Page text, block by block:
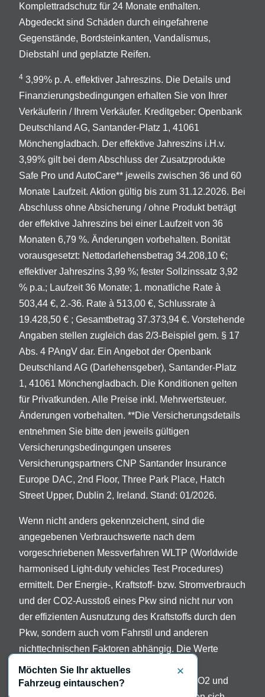
Komplettradschutz für 24 Monate enthalten.
Abgedeckt sind Schäden durch eingefahrene
Gegenstände, Bordsteinkanten, Vandalismus,
Diebstahl und geplatzte Reifen.
4 3,99% p. A. effektiver Jahreszins. Die Details und
Finanzierungsbedingungen erhalten Sie von Ihrer
Verkäuferin / Ihrem Verkäufer. Kreditgeber: Openbank
Deutschland AG, Santander-Platz 1, 41061
Mönchengladbach. Der effektive Jahreszins i.H.v.
3,99% gilt bei dem Abschluss der Zusatzprodukte
Safe Pro und AutoCare** jeweils zwischen 36 und 60
Monate Laufzeit. Aktion gültig bis zum 31.12.2026. Bei
Abschluss ohne Absicherung / ohne Produkt beträgt
der effektive Jahreszins bei einer Laufzeit von 36
Monaten 6,79 %. Änderungen vorbehalten. Bonität
vorausgesetzt: Nettodarlehensbetrag 34.208,10 €;
effektiver Jahreszins 3,99 %; fester Sollzinssatz 3,92
% p.a.; Laufzeit 36 Monate; 1. monatliche Rate à
503,44 €, 2.-36. Rate à 513,00 €, Schlussrate à
19.428,50 € ; Gesamtbetrag 37.373,94 €. Vorstehende
Angaben stellen zugleich das 2/3-Beispiel gem. § 17
Abs. 4 PAngV dar. Ein Angebot der Openbank
Deutschland AG (Darlehensgeber), Santander-Platz
1, 41061 Mönchengladbach. Die Konditionen gelten
für Privatkunden. Alle Preise inkl. Mehrwertsteuer.
Änderungen vorbehalten. **Die Versicherungsdetails
entnehmen Sie bitte den jeweils gültigen
Versicherungsbedingungen unseres
Versicherungspartners CNP Santander Insurance
Europe DAC, 2nd Floor, Three Park Place, Hatch
Street Upper, Dublin 2, Ireland. Stand: 01/2026.
Wenn nicht anders gekennzeichent, sind die
angegebenen Verbrauchswerte nach dem
vorgeschriebenen Messverfahren WLTP (Worldwide
harmonised Light-duty vehicles Test Procedures)
ermittelt. Der Energie-, Kraftstoff- bzw. Stromverbrauch
und der CO2-Ausstoß eines Pkw sind nicht nur von
der effizienten Ausnutzung des Kraftstoffs durch den
Pkw, sondern auch vom Fahrstil und anderen
nichttechnischen Faktoren abhängig. Die Werte
variieren in Abhängigkeit der gewählten
Sonderausstattungen. Beschreibung der CO2 und
Möchten Sie Ihr aktuelles
Fahrzeug eintauschen?
Schließen